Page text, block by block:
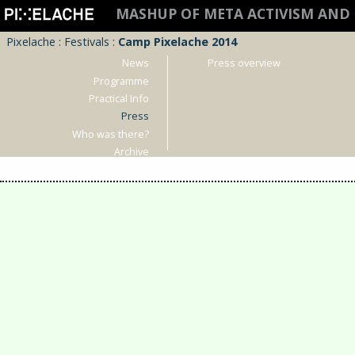
MASHUP OF META ACTIVISM AND
Pixelache : Festivals : Camp Pixelache 2014
News
Programme
Practical Info
Press
Who was there?
Archive
Press overview